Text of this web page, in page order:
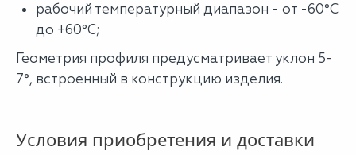
рабочий температурный диапазон - от -60°C
до +60°C;
Геометрия профиля предусматривает уклон 5-
7°, встроенный в конструкцию изделия.
Условия приобретения и доставки